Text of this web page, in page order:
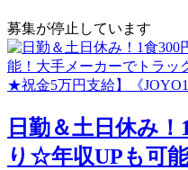
募集が停止しています
日勤＆土日休み
り☆年収UPも可